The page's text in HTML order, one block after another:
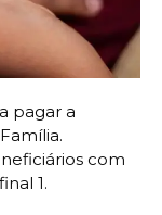
pagar a
com
1.